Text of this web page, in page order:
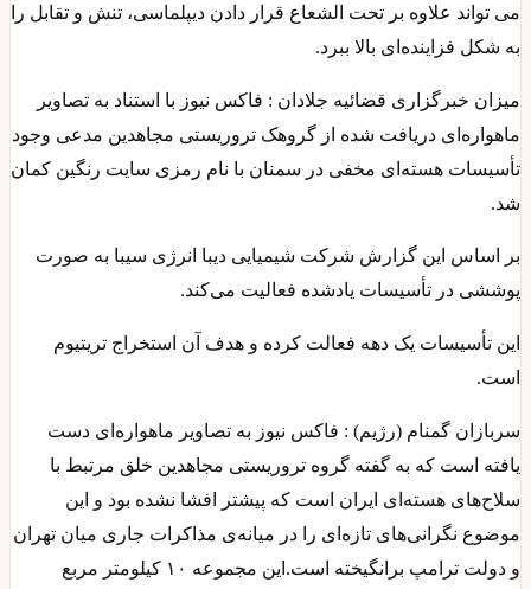
می تواند علاوه بر تحت الشعاع قرار دادن دیپلماسی، تنش و تقابل را
به شکل فزاینده‌ای بالا ببرد.
میزان خبرگزاری قضائیه جلادان : فاکس نیوز با استناد به تصاویر
ماهواره‌ای دریافت شده از گروهک تروریستی مجاهدین مدعی وجود
تأسیسات هسته‌ای مخفی در سمنان با نام رمزی سایت رنگین کمان
شد.
بر اساس این گزارش شرکت شیمیایی دیبا انرژی سیبا به صورت
پوششی در تأسیسات یادشده فعالیت می‌کند.
این تأسیسات یک دهه فعالت کرده و هدف آن استخراج تریتیوم
است.
سربازان گمنام (رژیم) : فاکس نیوز به تصاویر ماهواره‌ای دست
یافته است که به گفته گروه تروریستی مجاهدین خلق مرتبط با
سلاح‌های هسته‌ای ایران است که پیشتر افشا نشده بود و این
موضوع نگرانی‌های تازه‌ای را در میانه‌ی مذاکرات جاری میان تهران
و دولت ترامپ برانگیخته است.این مجموعه ۱۰ کیلومتر مربع